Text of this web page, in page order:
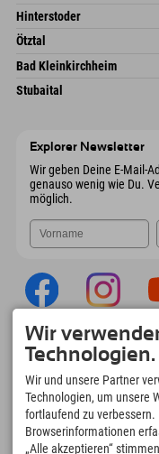
Österreich
Schmiedau 2
Österreich
Hinterstoder
Freizeitpark 10
Österreich
Ötztal
Gscheat 14
Österreich
Bad Kleinkirchheim
Dorfstraße 24
Stubaital
Explorer Newsletter
Wir geben Deine E-Mail-
genauso wenig wie Du.
möglich.
Explorer App
Upload Deiner
Explorer To Go mit
Bucketlist,
downloaden!
Wir
Technologien.
Wir und unsere Partner
Technologien, um unsere
fortlaufend zu verbessern.
Browserinformationen
„Alle akzeptieren“